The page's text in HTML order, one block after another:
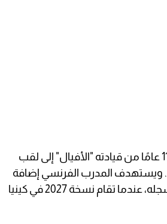
وتأتي عودة رينارد بعد 11 عامًا من قيادته "الأفيال" إلى لقب
كأس أمم أفريقيا 2015. ويستهدف المدرب الفرنسي إضافة
بطولة قارية ثالثة إلى سجله، عندما تقام نسخة 2027 في كينيا